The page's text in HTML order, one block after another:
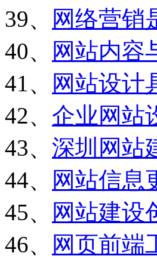
39、
网络营销
40、
网站内容
41、
网站设计
42、 企业网站
43、 深圳网站
44、
网站信息
45、
网站建设
46、
网页前端